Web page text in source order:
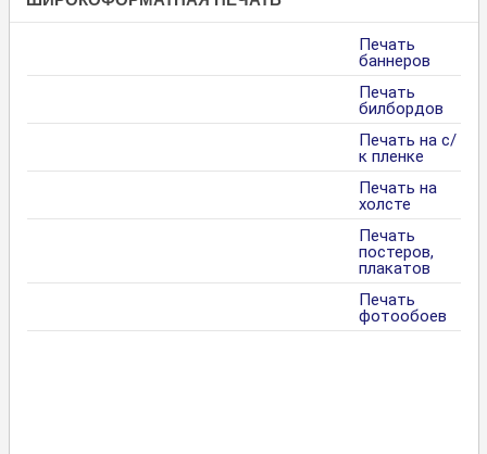
Печать
баннеров
Печать
билбордов
Печать на с/
к пленке
Печать на
холсте
Печать
постеров,
плакатов
Печать
фотообоев